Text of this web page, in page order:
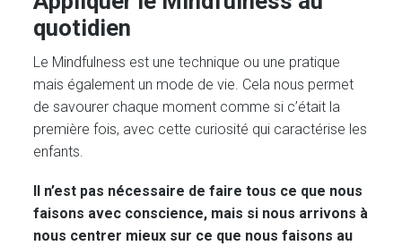
quotidien
Le Mindfulness est une technique ou une pratique
mais également un mode de vie. Cela nous permet
de savourer chaque moment comme si c’était la
première fois, avec cette curiosité qui caractérise les
enfants.
Il n’est pas nécessaire de faire tous ce que nous
faisons avec conscience, mais si nous arrivons à
nous centrer mieux sur ce que nous faisons au